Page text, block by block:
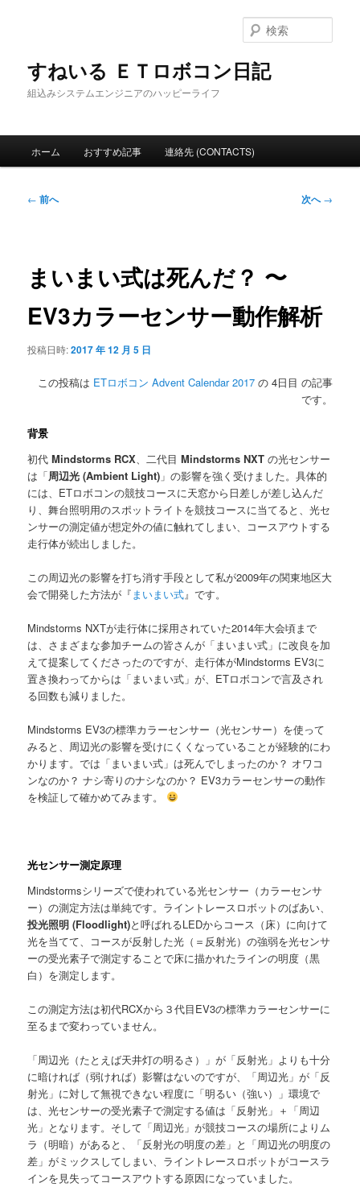
すねいる ＥＴロボコン日記
組込みシステムエンジニアのハッピーライフ
索
ホーム おすすめ記事 連絡先 (CONTACTS)
投
ゲ
ー
ョ
← 前へ 次へ→
まいまい式は死んだ？ 〜
EV3カラーセンサー動作解析
投稿日時:2017 年 12 月 5 日
この投稿は ETロボコン Advent Calendar 2017の 4日目 の記事
です。
背景
初代Mindstorms RCX 、二代目Mindstorms NXT の光センサー
は「周辺光 (Ambient Light) 」の影響を強く受けました。具体的
には、ETロボコンの競技コースに天窓から日差しが差し込んだ
り、舞台照明用のスポットライトを競技コースに当てると、光セ
ンサーの測定値が想定外の値に触れてしまい、コースアウトする
走行体が続出しました。
この周辺光の影響を打ち消す手段として私が2009年の関東地区大
会で開発した方法が『 まいまい式』です。
Mindstorms NXTが走行体に採用されていた2014年大会頃まで
は、さまざまな参加チームの皆さんが「まいまい式」に改良を加
えて提案してくださったのですが、走行体がMindstorms EV3に
置き換わってからは「まいまい式」が、ETロボコンで言及され
る回数も減りました。
Mindstorms EV3の標準カラーセンサー（光センサー）を使って
みると、周辺光の影響を受けにくくなっていることが経験的にわ
かります。では「まいまい式」は死んでしまったのか？ オワコ
ンなのか？ ナシ寄りのナシなのか？ EV3カラーセンサーの動作
を検証して確かめてみます。
光センサー測定原理
Mindstormsシリーズで使われている光センサー（カラーセンサ
ー）の測定方法は単純です。ライントレースロボットのばあい、
投光照明 (Floodlight)と呼ばれるLEDからコース（床）に向けて
光を当てて、コースが反射した光（＝反射光）の強弱を光センサ
ーの受光素子で測定することで床に描かれたラインの明度（黒
白）を測定します。
この測定方法は初代RCXから３代目EV3の標準カラーセンサーに
至るまで変わっていません。
「周辺光（たとえば天井灯の明るさ）」が「反射光」よりも十分
に暗ければ（弱ければ）影響はないのですが、「周辺光」が「反
射光」に対して無視できない程度に「明るい（強い）」環境で
は、光センサーの受光素子で測定する値は「反射光」＋「周辺
光」となります。そして「周辺光」が競技コースの場所によりム
ラ（明暗）があると、「反射光の明度の差」と「周辺光の明度の
差」がミックスしてしまい、ライントレースロボットがコースラ
インを見失ってコースアウトする原因になっていました。